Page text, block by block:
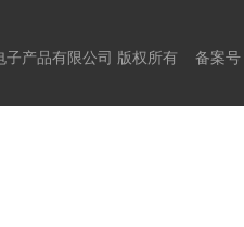
子产品有限公司 版权所有 备案